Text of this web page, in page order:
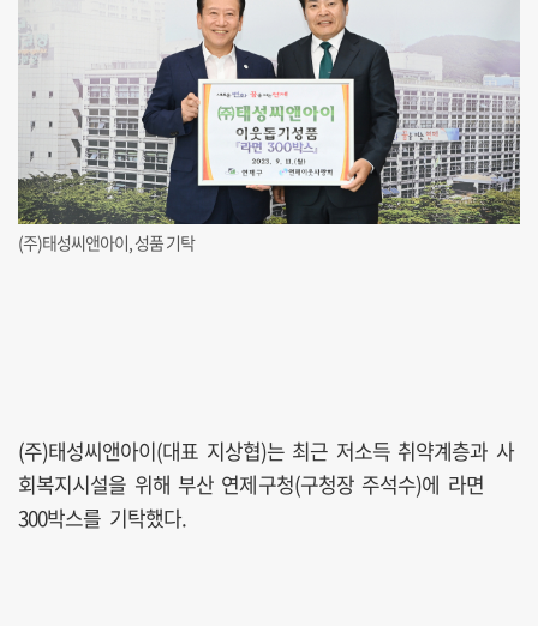
(주)태성씨앤아이, 성품 기탁
(주)태성씨앤아이(대표 지상협)는 최근 저소득 취약계층과 사
회복지시설을 위해 부산 연제구청(구청장 주석수)에 라면
300박스를 기탁했다.